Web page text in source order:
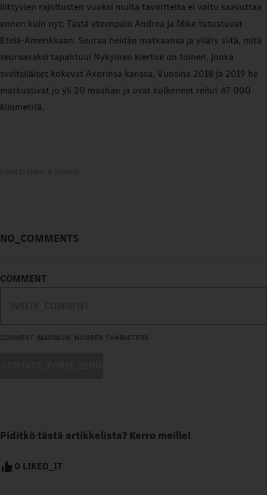
liittyvien rajoitusten vuoksi muita tavoitteita ei voitu saavuttaa
ennen kuin nyt: Tästä eteenpäin Andrea ja Mike tutustuvat
Etelä-Amerikkaan. Seuraa heidän matkaansa ja ylläty siitä, mitä
seuraavaksi tapahtuu! Nykyinen kiertue on toinen, jonka
sveitsiläiset kokevat Axorinsa kanssa. Vuosina 2018 ja 2019 he
matkustivat jo yli 20 maahan ja ovat kulkeneet reilut 47 000
kilometriä.
NO_COMMENTS
COMMENT
COMMENT_MAXIMUM_NUMBER_CHARACTERS
Piditkö tästä artikkelista? Kerro meille!
0 LIKED_IT